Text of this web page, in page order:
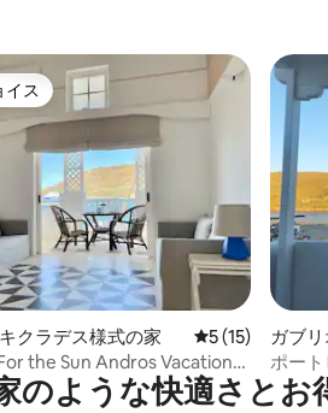
つ星の平均評価
イス
イス
クラデス様式の家 レビュー15件、
5 (15)
the Sun Andros Vacation
ガブ
ポート
のような快⁠適⁠さ⁠とお⁠